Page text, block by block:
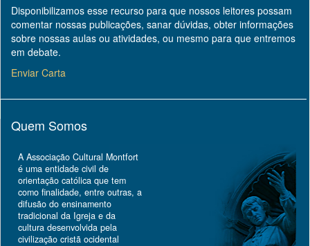
Disponibilizamos esse recurso para que nossos leitores possam
comentar nossas publicações, sanar dúvidas, obter informações
sobre nossas aulas ou atividades, ou mesmo para que entremos
em debate.
Enviar Carta
Quem Somos
A Associação Cultural Montfort
é uma entidade civil de
orientação católica que tem
como finalidade, entre outras, a
difusão do ensinamento
tradicional da Igreja e da
cultura desenvolvida pela
civilização cristã ocidental